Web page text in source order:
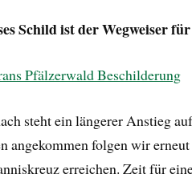
Schild ist der Wegweiser
steht ein längerer Anstieg
angekommen folgen wir
erreichen. Zeit für